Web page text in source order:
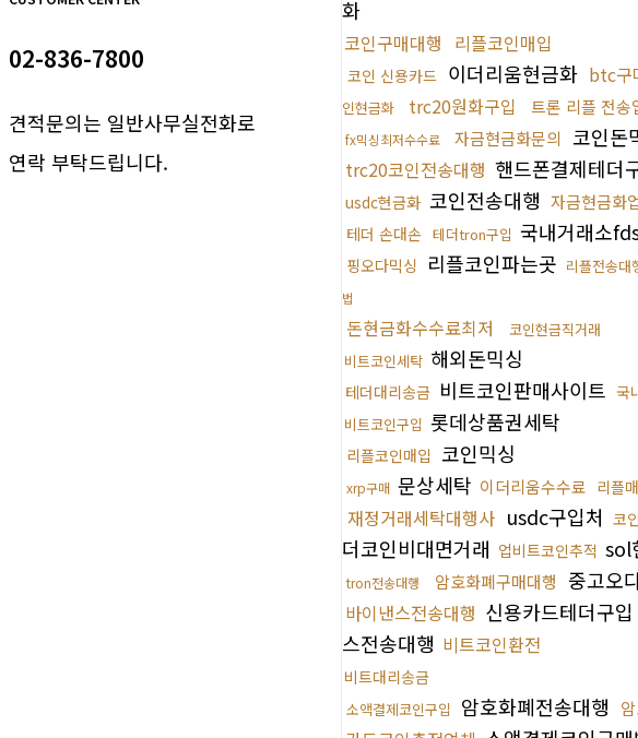
02-836-7800
견적문의는 일반사무실전화로
연락 부탁드립니다.
화
코인구매대행 리플코인매입
코인 신용카드 이더리움현금화 btc구
인현금화
trc20원화구입 트론 리플 전송
fx믹싱최저수수료 자금현금화문의 코인돈
trc20코인전송대행 핸드폰결제테더
usdc현금화 코인전송대행 자금현금화
테더 손대손 테더tron구입 국내거래소
핑오다믹싱 리플코인파는곳 리플전송대
법
돈현금화수수료최저
코인현금직거래
비트코인세탁 해외돈믹싱
테더대리송금 비트코인판매사이트 국
비트코인구입 롯데상품권세탁
리플코인매입 코인믹싱
xrp구매 문상세탁 이더리움수수료 리플
재정거래세탁대행사 usdc구입처 코
더코인비대면거래 업비트코인추적 sol
tron전송대행 암호화폐구매대행 중고오
바이낸스전송대행 신용카드테더구입
스전송대행 비트코인환전
비트대리송금
소액결제코인구입 암호화폐전송대행